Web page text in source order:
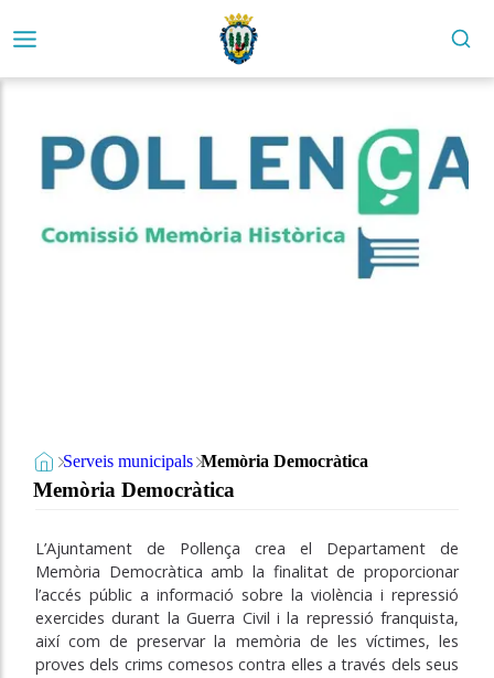
Serveis municipals Memòria Democràtica
Memòria Democràtica
L’Ajuntament de Pollença crea el Departament de
Memòria Democràtica amb la finalitat de proporcionar
l’accés públic a informació sobre la violència i repressió
exercides durant la Guerra Civil i la repressió franquista,
així com de preservar la memòria de les víctimes, les
proves dels crims comesos contra elles a través dels seus